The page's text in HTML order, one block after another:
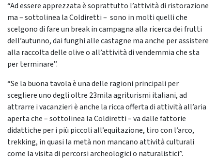
“Ad essere apprezzata è soprattutto l’attività di ristorazione
ma – sottolinea la Coldiretti – sono in molti quelli che
scelgono di fare un break in campagna alla ricerca dei frutti
dell’autunno, dai funghi alle castagne ma anche per assistere
alla raccolta delle olive o all’attività di vendemmia che sta
per terminare”.
“Se la buona tavola è una delle ragioni principali per
scegliere uno degli oltre 23mila agriturismi italiani, ad
attrarre i vacanzieri è anche la ricca offerta di attività all’aria
aperta che – sottolinea la Coldiretti – va dalle fattorie
didattiche per i più piccoli all’equitazione, tiro con l’arco,
trekking, in quasi la metà non mancano attività culturali
come la visita di percorsi archeologici o naturalistici”.